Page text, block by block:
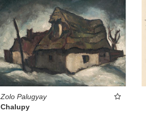
Zolo Palugyay
Chalupy